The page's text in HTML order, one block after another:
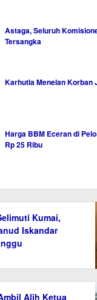
Astaga, Seluruh
Tersangka
Karhutla Menelan Korban
Harga BBM Eceran di
Rp 25 Ribu
Kumai,
Iskandar
Alih Ketua